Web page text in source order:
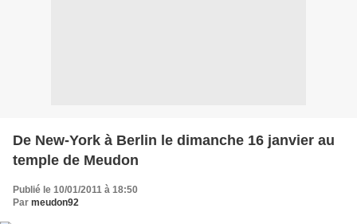
De New-York à Berlin le dimanche 16 janvier au
temple de Meudon
Publié le 10/01/2011 à 18:50
Par meudon92